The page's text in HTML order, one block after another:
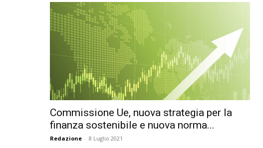
Commissione Ue, nuova strategia per la
finanza sostenibile e nuova norma...
Redazione - 8 Luglio 2021